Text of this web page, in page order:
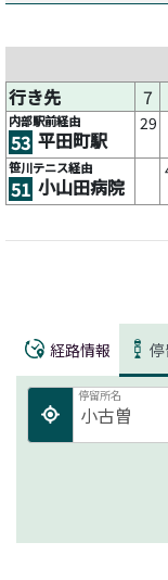
行き先
7
内部駅前経由
53 平田町駅
29
笹川テニス経由
51 小山田病院
経路情報
停留所名